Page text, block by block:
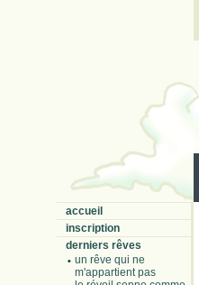
accueil
inscription
derniers rêves
un rêve qui ne
m'appartient pas